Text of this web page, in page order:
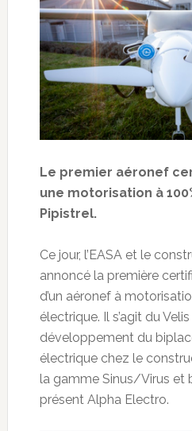
Le premier aéronef
une motorisation à
Pipistrel.
Ce jour, l’EASA et le
annoncé la première
d’un aéronef à
électrique. Il s’agit du
développement du
électrique chez le
la gamme Sinus/Virus et
présent Alpha Electro.